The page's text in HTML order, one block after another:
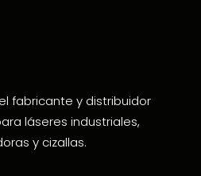
fabricante y distribuidor
láseres industriales,
y cizallas.